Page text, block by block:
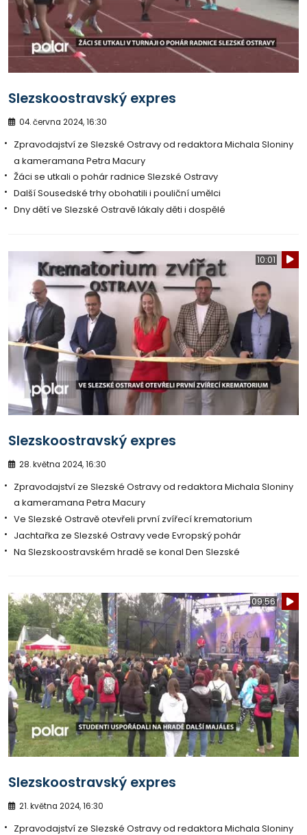
Slezskoostravský expres
04. června 2024, 16:30
Zpravodajství ze Slezské Ostravy od redaktora Michala Sloniny
a kameramana Petra Macury
Žáci se utkali o pohár radnice Slezské Ostravy
Další Sousedské trhy obohatili i pouliční umělci
Dny dětí ve Slezské Ostravě lákaly děti i dospělé
10:01
Slezskoostravský expres
28. května 2024, 16:30
Zpravodajství ze Slezské Ostravy od redaktora Michala Sloniny
a kameramana Petra Macury
Ve Slezské Ostravě otevřeli první zvířecí krematorium
Jachtařka ze Slezské Ostravy vede Evropský pohár
Na Slezskoostravském hradě se konal Den Slezské
09:56
Slezskoostravský expres
21. května 2024, 16:30
Zpravodajství ze Slezské Ostravy od redaktora Michala Sloniny